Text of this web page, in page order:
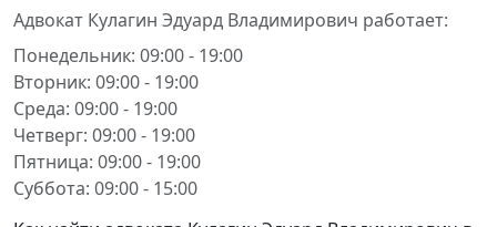
Адвокат Кулагин Эдуард Владимирович работает:
Понедельник: 09:00 - 19:00
Вторник: 09:00 - 19:00
Среда: 09:00 - 19:00
Четверг: 09:00 - 19:00
Пятница: 09:00 - 19:00
Суббота: 09:00 - 15:00